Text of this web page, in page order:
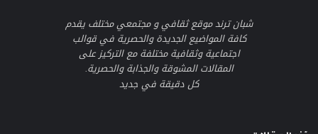
شبان ترند موقع ثقافي و مجتمعي مختلف يقدم
كافة المواضيع الجديدة والحصرية في قوالب
اجتماعية وثقافية مختلفة مع التركيز على
المقالات المشوقة والجذابة والحصرية.
كل دقيقة في جديد